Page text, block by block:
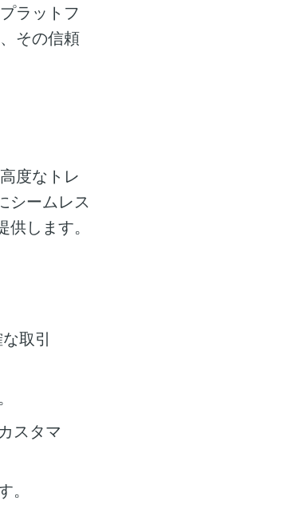
ラットフ
その信頼
度なトレ
シームレス
します。
取引
スタマ